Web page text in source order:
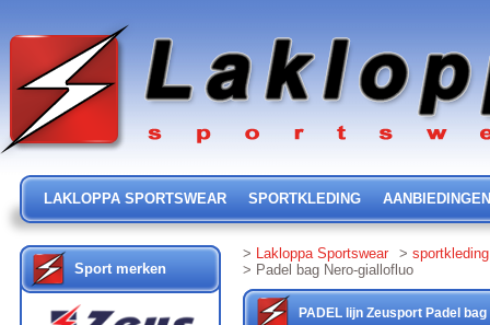
LAKLOPPA SPORTSWEAR SPORTKLEDING AANBIEDINGEN
Sport merken
> Lakloppa Sportswear > sportkleding
> Padel bag Nero-giallofluo
PADEL lijn Zeusport Padel bag